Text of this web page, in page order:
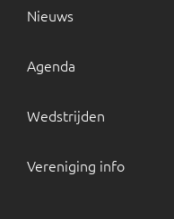
Nieuws
Agenda
Wedstrijden
Vereniging info